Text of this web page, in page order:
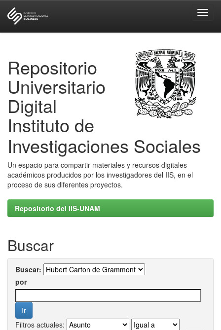
Repositorio
Universitario
Digital
Instituto de
Investigaciones Sociales
Un espacio para compartir materiales y recursos digitales
académicos producidos por los investigadores del IIS, en el
proceso de sus diferentes proyectos.
Repositorio del IIS-UNAM
Buscar
Buscar:
por
Filtros actuales: